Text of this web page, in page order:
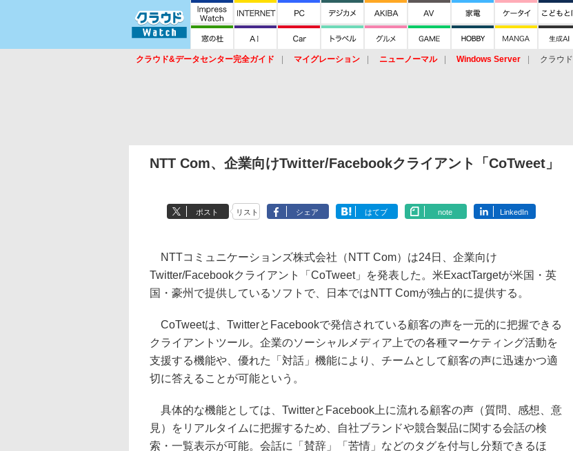
クラウド&データセンター完全ガイド マイグレーション ニューノーマル Windows Server クラウド
NTT Com、企業向けTwitter/Facebookクライアント「CoTweet」
ポスト リスト シェア はてブ note LinkedIn
NTTコミュニケーションズ株式会社（NTT Com）は24日、企業向け
Twitter/Facebookクライアント「CoTweet」を発表した。米ExactTargetが米国・英
国・豪州で提供しているソフトで、日本ではNTT Comが独占的に提供する。
CoTweetは、TwitterとFacebookで発信されている顧客の声を一元的に把握できる
クライアントツール。企業のソーシャルメディア上での各種マーケティング活動を
支援する機能や、優れた「対話」機能により、チームとして顧客の声に迅速かつ適
切に答えることが可能という。
具体的な機能としては、TwitterとFacebook上に流れる顧客の声（質問、感想、意
見）をリアルタイムに把握するため、自社ブランドや競合製品に関する会話の検
索・一覧表示が可能。会話に「賛辞」「苦情」などのタグを付与し分類できるほ